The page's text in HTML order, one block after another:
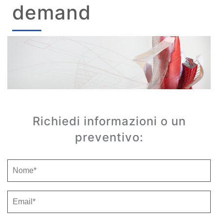
demand
Richiedi informazioni o un
preventivo: